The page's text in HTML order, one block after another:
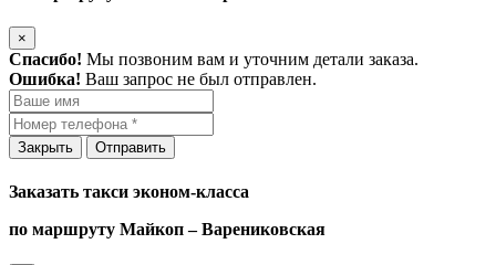
×
Спасибо! Мы позвоним вам и уточним детали заказа.
Ошибка! Ваш запрос не был отправлен.
Закрыть Отправить
Заказать такси эконом-класса
по маршруту Майкоп – Варениковская